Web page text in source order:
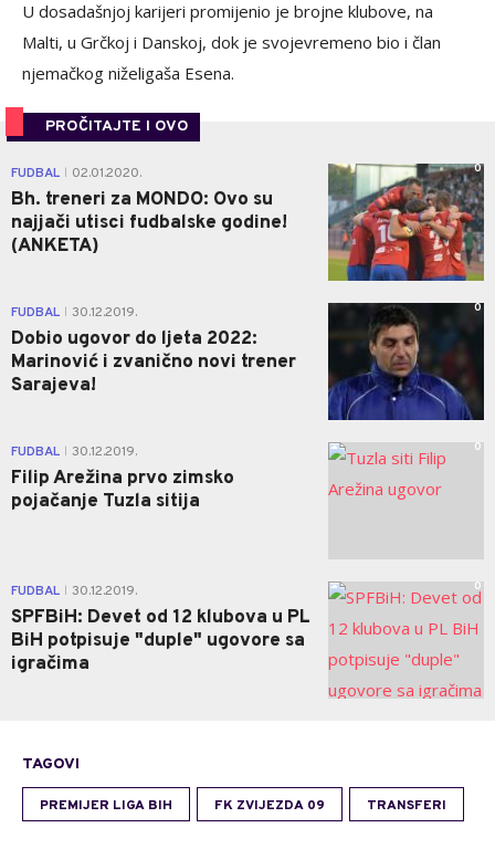
U dosadašnjoj karijeri promijenio je brojne klubove, na
Malti, u Grčkoj i Danskoj, dok je svojevremeno bio i član
njemačkog niželigaša Esena.
PROČITAJTE I OVO
FUDBAL 02.01.2020.
Bh. treneri za MONDO: Ovo su
najjači utisci fudbalske godine!
(ANKETA)
0
FUDBAL 30.12.2019.
Dobio ugovor do ljeta 2022:
Marinović i zvanično novi trener
Sarajeva!
0
FUDBAL 30.12.2019.
Filip Arežina prvo zimsko
pojačanje Tuzla sitija
0
FUDBAL 30.12.2019.
SPFBiH: Devet od 12 klubova u PL
BiH potpisuje "duple" ugovore sa
igračima
0
TAGOVI
PREMIJER LIGA BIH FK ZVIJEZDA 09 TRANSFERI